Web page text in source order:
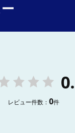
レビュー件数： 0件